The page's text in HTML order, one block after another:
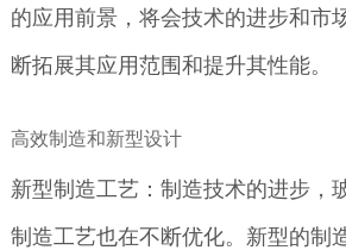
的应用前景，将会技术的进步和市
断拓展其应用范围和提升其性能。
高效制造和新型设计
新型制造工艺：制造技术的进步，
制造工艺也在不断优化。新型的制